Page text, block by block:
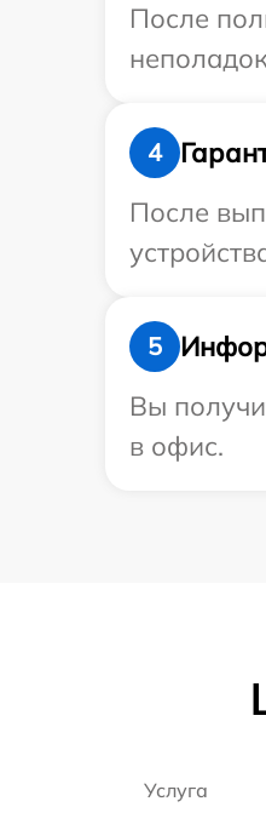
После
4
После
5
Вы
в офис.
Услуга